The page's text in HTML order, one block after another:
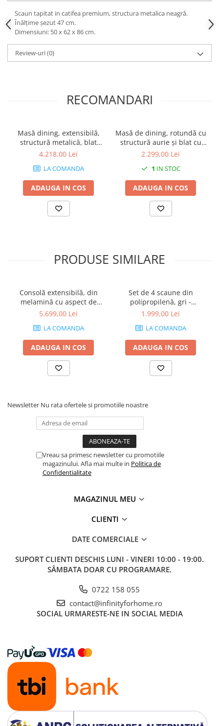
Scaun tapitat in catifea premium, structura metalica neagră.
Înălțime șezut 47 cm.
Dimensiuni: 50 x 62 x 86 cm.
Review-uri(0)
RECOMANDARI
Masă dining, extensibilă,
structură metalică, blat
laminat - IVAN 100
4.218,00 Lei
LA COMANDA
ADAUGA IN COS
Masă de dining, rotundă cu
structură aurie și blat cu
aspect de marmură - TIAGO
2.299,00 Lei
1 IN STOC
ADAUGA IN COS
PRODUSE SIMILARE
Consolă extensibilă, din
melamină cu aspect de
frasin alb - ANGELICA
5.699,00 Lei
LA COMANDA
ADAUGA IN COS
Set de 4 scaune din
polipropilenă, gri -
AMANDA
1.999,00 Lei
LA COMANDA
ADAUGA IN COS
Newsletter Nu rata ofertele si promotiile noastre
Vreau sa primesc newsletter cu promotiile
magazinului. Afla mai multe in Politica de
Confidentialitate
MAGAZINUL MEU
CLIENTI
DATE COMERCIALE
SUPORT CLIENTI DESCHIS LUNI - VINERI 10:00 - 19:00.
SÂMBATA DOAR CU PROGRAMARE.
0722 158 055
contact@infinityforhome.ro
SOCIAL URMARESTE-NE IN SOCIAL MEDIA